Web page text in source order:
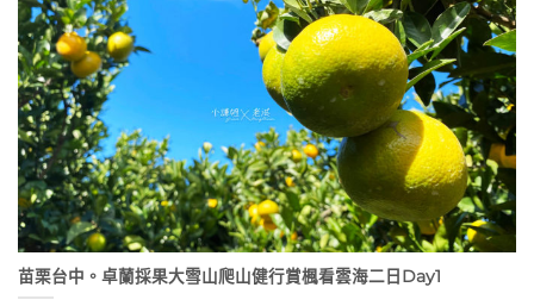
苗栗台中。卓蘭採果大雪山爬山健行賞楓看雲海二日Day1